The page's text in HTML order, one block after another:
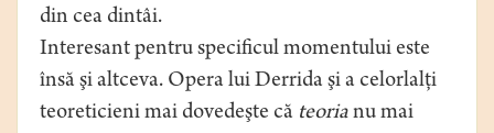
din cea dintâi.
Interesant pentru specificul momentului este
însă şi altceva. Opera lui Derrida şi a celorlalţi
teoreticieni mai dovedeşte că teorianu mai